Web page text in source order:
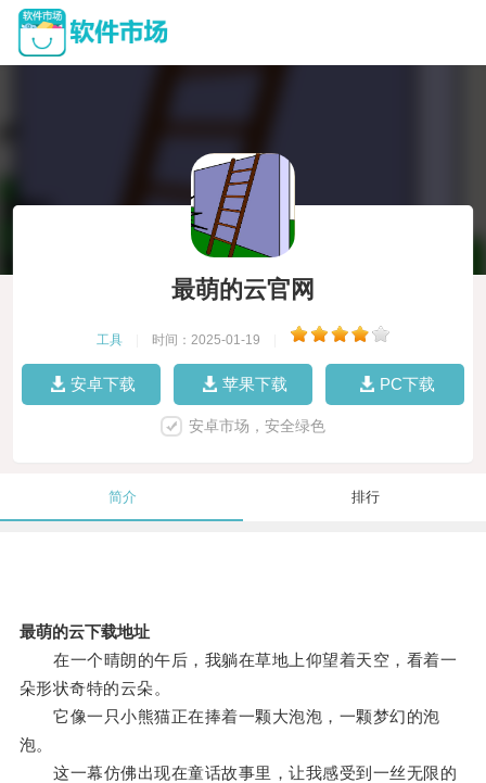
最萌的云官网
工具 时间：2025-01-19
安卓下载 苹果下载 PC下载
安卓市场，安全绿色
简介 排行
最萌的云下载地址
在一个晴朗的午后，我躺在草地上仰望着天空，看着一
朵形状奇特的云朵。
它像一只小熊猫正在捧着一颗大泡泡，一颗梦幻的泡
泡。
这一幕仿佛出现在童话故事里，让我感受到一丝无限的